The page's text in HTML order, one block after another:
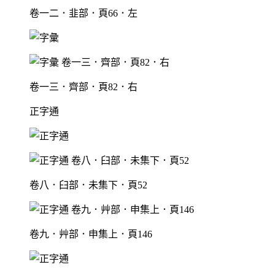
卷一二．韭部．頁66．左
卷一三．齊部．頁82．右
正字通
卷八．臼部．未集下．頁52
卷九．艸部．申集上．頁146